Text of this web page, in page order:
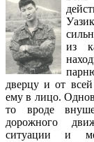
из
дверцу и от
ему в лицо.
то вроде
дорожного
ситуации и